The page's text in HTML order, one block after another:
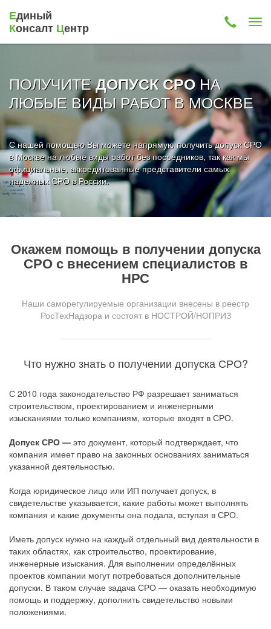
Единый
Консалт Центр
ПОЛУЧИТЕДОПУСК СРО НА
ЛЮБЫЕ ВИДЫ РАБОТ В МОСКВЕ
С нашей помощью Вы можете напрямую получить допуск СРО
в Москве на любые виды работ без посредников, так как мы
официальные, аккредитованные представители самых
надежных СРО в России.
Окажем помощь в получении допуска
СРО с внесением специалистов в
НРС
Наши саморегулируемые организации внесены в реестр
РосТехНадзора и состоят в НОСТРОЙ/НОПРИЗ
Что нужно знать о получении допуска СРО?
С 2010 года законодательство РФ разрешает заниматься
строительством, проектированием и инженерными
изысканиями только компаниям, которые входят в СРО.
Допуск СРО — это документ, который подтверждает, что
компания имеет право на законных основаниях заниматься
указанной деятельностью.
Когда юридическое лицо или ИП получает допуск, в
свидетельстве указывается, какие работы может выполнять
компания и какие документы она подала, вступая в СРО.
Иметь допуск нужно на каждый отдельный вид деятельности в
таких областях, как строительство, проектирование,
инженерные изыскания. Для выполнении определённых
проектов компании могут потребоваться дополнительные
допуски. В таком случае задача СРО — оказать необходимую
помощь и поддержку, дополнить свидетельство новыми
положениями.